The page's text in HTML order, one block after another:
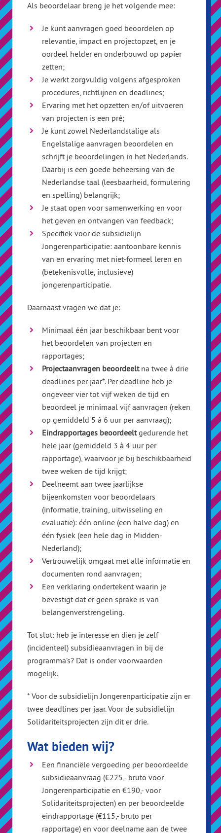
Als beoordelaar breng je het volgende mee:
Je kunt aanvragen goed beoordelen op
relevantie, impact en projectopzet, en je
oordeel helder en onderbouwd op papier
zetten;
Je werkt zorgvuldig volgens afgesproken
procedures, richtlijnen en deadlines;
Ervaring met het opzetten en/of uitvoeren
van projecten is een pré;
Je kunt zowel Nederlandstalige als
Engelstalige aanvragen beoordelen en
schrijft je beoordelingen in het Nederlands.
Daarbij is een goede beheersing van de
Nederlandse taal (leesbaarheid, formulering
en spelling) belangrijk;
Je staat open voor samenwerking en voor
het geven en ontvangen van feedback;
Specifiek voor de subsidielijn
Jongerenparticipatie: aantoonbare kennis
van en ervaring met niet-formeel leren en
(betekenisvolle, inclusieve)
jongerenparticipatie.
Daarnaast vragen we dat je:
Minimaal één jaar beschikbaar bent voor
het beoordelen van projecten en
rapportages;
Projectaanvragen beoordeeltna twee à drie
deadlines per jaar*. Per deadline heb je
ongeveer vier tot vijf weken de tijd en
beoordeel je minimaal vijf aanvragen (reken
op gemiddeld 5 à 6 uur per aanvraag);
Eindrapportages beoordeeltgedurende het
hele jaar (gemiddeld 3 à 4 uur per
rapportage), waarvoor je bij beschikbaarheid
twee weken de tijd krijgt;
Deelneemt aan twee jaarlijkse
bijeenkomsten voor beoordelaars
(informatie, training, uitwisseling en
evaluatie): één online (een halve dag) en
één fysiek (een hele dag in Midden-
Nederland);
Vertrouwelijk omgaat met alle informatie en
documenten rond aanvragen;
Een verklaring ondertekent waarin je
bevestigt dat er geen sprake is van
belangenverstrengeling.
Tot slot: heb je interesse en dien je zelf
(incidenteel) subsidieaanvragen in bij de
programma’s? Dat is onder voorwaarden
mogelijk.
* Voor de subsidielijn Jongerenparticipatie zijn er
twee deadlines per jaar. Voor de subsidielijn
Solidariteitsprojecten zijn dit er drie.
Wat bieden wij?
Een financiële vergoeding per beoordeelde
subsidieaanvraag (€225,- bruto voor
Jongerenparticipatie en €190,- voor
Solidariteitsprojecten) en per beoordeelde
eindrapportage (€115,- bruto per
rapportage) en voor deelname aan de twee